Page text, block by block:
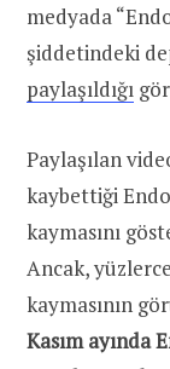
medyada
şiddetindeki
paylaşıldığı
Paylaşılan
kaybettiği
kaymasını
Ancak,
kaymasının
Kasım ayında